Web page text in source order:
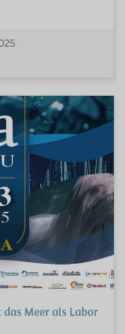
Meer als Labor